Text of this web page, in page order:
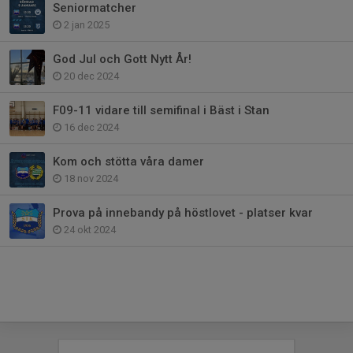
Seniormatcher
2 jan 2025
God Jul och Gott Nytt År!
20 dec 2024
F09-11 vidare till semifinal i Bäst i Stan
16 dec 2024
Kom och stötta våra damer
18 nov 2024
Prova på innebandy på höstlovet - platser kvar
24 okt 2024